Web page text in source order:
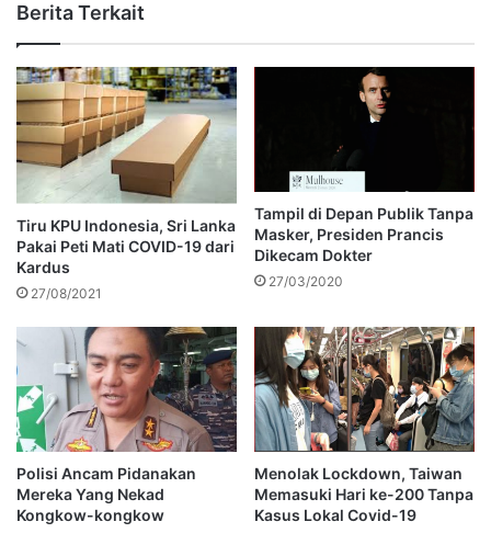
Berita Terkait
Tiru KPU Indonesia, Sri Lanka
Pakai Peti Mati COVID-19 dari
Kardus
27/08/2021
Tampil di Depan Publik Tanpa
Masker, Presiden Prancis
Dikecam Dokter
27/03/2020
Polisi Ancam Pidanakan
Mereka Yang Nekad
Kongkow-kongkow
Menolak Lockdown, Taiwan
Memasuki Hari ke-200 Tanpa
Kasus Lokal Covid-19